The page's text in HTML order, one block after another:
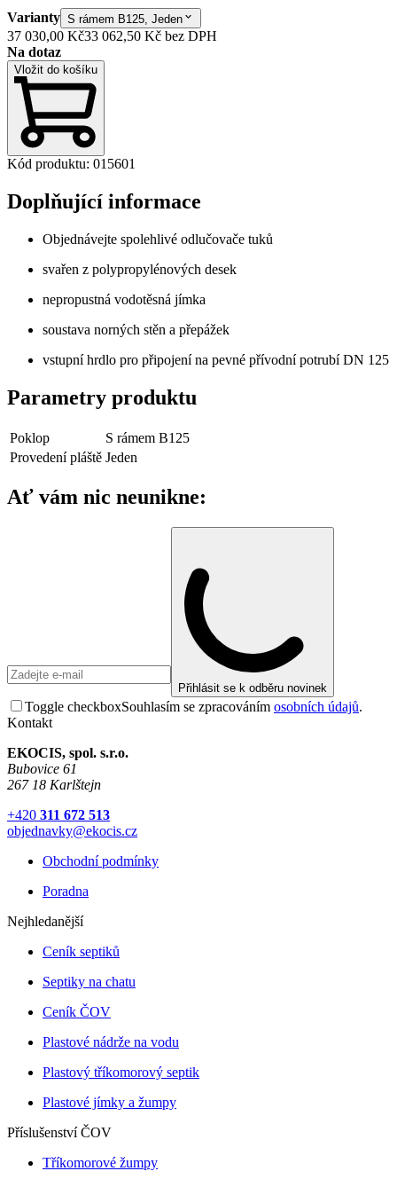
Varianty S rámem B125, Jeden
37 030,00 Kč33 062,50 Kč bez DPH
Na dotaz
Vložit do košíku
Kód produktu: 015601
Doplňující informace
Objednávejte spolehlivé odlučovače tuků
svařen z polypropylénových desek
nepropustná vodotěsná jímka
soustava norných stěn a přepážek
vstupní hrdlo pro připojení na pevné přívodní potrubí DN 125
Parametry produktu
Poklop
S rámem B125
Provedení pláště Jeden
Ať vám nic neunikne:
Přihlásit se k odběru novinek
Toggle checkboxSouhlasím se zpracováním osobních údajů.
Kontakt
EKOCIS, spol. s.r.o.
Bubovice 61
267 18 Karlštejn
+420 311 672 513
objednavky@ekocis.cz
Obchodní podmínky
Poradna
Nejhledanější
Ceník septiků
Septiky na chatu
Ceník ČOV
Plastové nádrže na vodu
Plastový tříkomorový septik
Plastové jímky a žumpy
Příslušenství ČOV
Tříkomorové žumpy